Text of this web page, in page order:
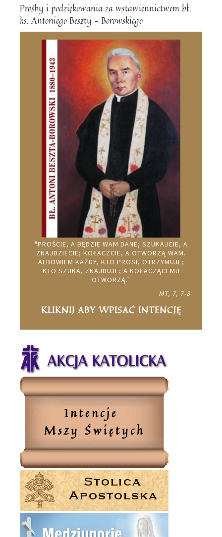
Prośby i podziękowania za wstawiennictwem bł.
ks. Antoniego Beszty – Borowskiego
"PROŚCIE, A BĘDZIE WAM DANE; SZUKAJCIE, A
ZNAJDZIECIE; KOŁACZCIE, A OTWORZĄ WAM.
ALBOWIEM KAŻDY, KTO PROSI, OTRZYMUJE;
KTO SZUKA, ZNAJDUJE; A KOŁACZĄCEMU
OTWORZĄ."
MT, 7, 7-8
KLIKNIJ ABY WPISAĆ INTENCJĘ